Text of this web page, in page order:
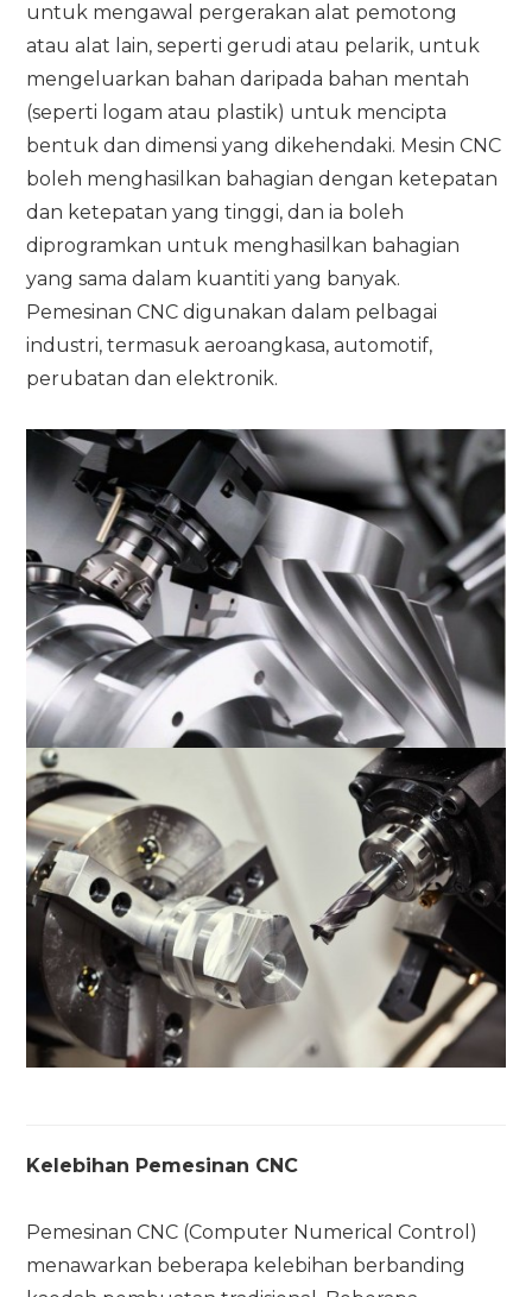
untuk mengawal pergerakan alat pemotong
atau alat lain, seperti gerudi atau pelarik, untuk
mengeluarkan bahan daripada bahan mentah
(seperti logam atau plastik) untuk mencipta
bentuk dan dimensi yang dikehendaki. Mesin CNC
boleh menghasilkan bahagian dengan ketepatan
dan ketepatan yang tinggi, dan ia boleh
diprogramkan untuk menghasilkan bahagian
yang sama dalam kuantiti yang banyak.
Pemesinan CNC digunakan dalam pelbagai
industri, termasuk aeroangkasa, automotif,
perubatan dan elektronik.
Kelebihan Pemesinan CNC
Pemesinan CNC (Computer Numerical Control)
menawarkan beberapa kelebihan berbanding